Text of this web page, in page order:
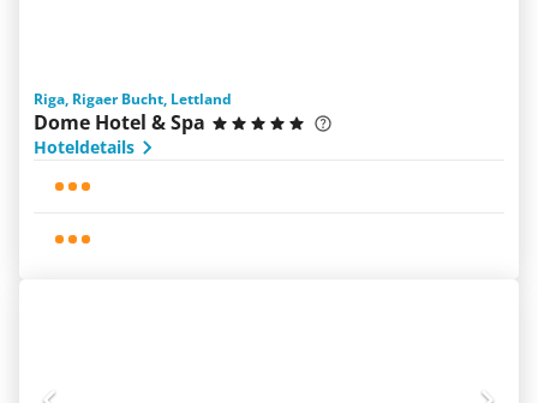
Riga, Rigaer Bucht, Lettland
Dome Hotel & Spa
Hoteldetails